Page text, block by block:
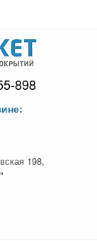
898
198,